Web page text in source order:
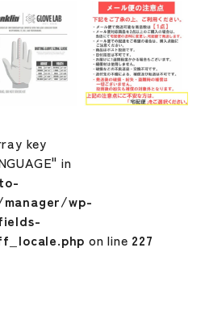
key
in
wp-
on line 227